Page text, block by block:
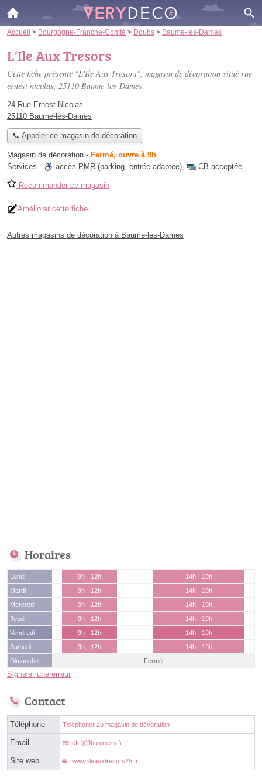
Accueil > Bourgogne-Franche-Comté > Doubs > Baume-les-Dames
L'Ile Aux Tresors
Cette fiche présente "L'Ile Aux Tresors", magasin de décoration situé rue
ernest nicolas, 25110 Baume-les-Dames.
24 Rue Ernest Nicolas
25110 Baume-les-Dames
📞 Appeler ce magasin de décoration
Magasin de décoration - Fermé, ouvre à 9h
Services :
accès PMR (parking, entrée adaptée), CB acceptée
Recommander ce magasin
Améliorer cette fiche
Autres magasins de décoration à Baume-les-Dames
Horaires
Lundi 9h - 12h
14h - 19h
Mardi
9h - 12h
14h - 19h
Mercredi
9h - 12h
14h - 19h
Jeudi
9h - 12h
14h - 19h
Vendredi
9h - 12h
14h - 19h
Samedi
9h - 12h
14h - 19h
Dimanche
Fermé
Signaler une erreur
Contact
Téléphone Téléphoner au magasin de décoration
Email cfcⓐ9business.fr
Site web www.lileauxtresors25.fr